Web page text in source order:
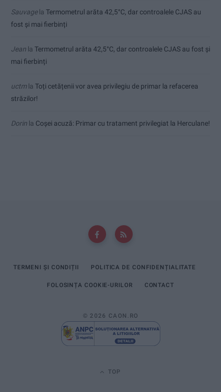
Sauvagela Termometrul arăta 42,5°C, dar controalele CJAS au
fost și mai fierbinți
Jean la Termometrul arăta 42,5°C, dar controalele CJAS au fost și
mai fierbinți
uctmla Toți cetățenii vor avea privilegiu de primar la refacerea
străzilor!
Dorin la Coșei acuză: Primar cu tratament privilegiat la Herculane!
TERMENI ȘI CONDIȚII POLITICA DE CONFIDENȚIALITATE
FOLOSINȚA COOKIE-URILOR CONTACT
© 2026 CAON.RO
TOP